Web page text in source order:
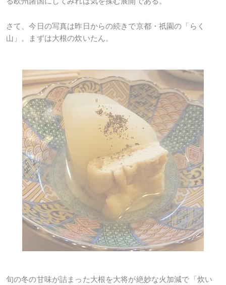
さて、今日の写真は昨日からの続きで京都・祇園の「らく
山」。まずは大根の炊いたん。
旬の冬の甘味が詰まった大根を大将が絶妙な火加減で「炊い